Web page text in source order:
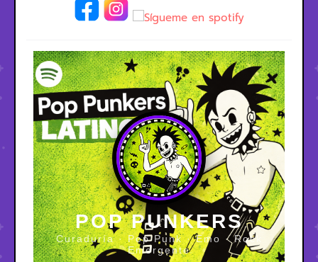
POP PUNKERS
Curaduría · Pop Punk · Emo · Rock
Emergente